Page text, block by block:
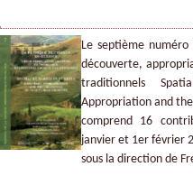
Le septième numéro
découverte,
traditionnels
Appropriation and
comprend 16
janvier et 1er février
sous la direction de